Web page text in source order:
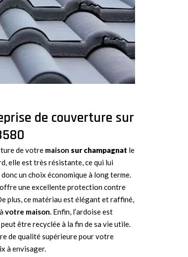
de couverture sur
de votre maison sur champagnat le
elle est très résistante, ce qui lui
un choix économique à long terme.
offre une excellente protection contre
plus, ce matériau est élégant et raffiné,
votre maison. Enfin, l’ardoise est
être recyclée à la fin de sa vie utile.
de qualité supérieure pour votre
à envisager.